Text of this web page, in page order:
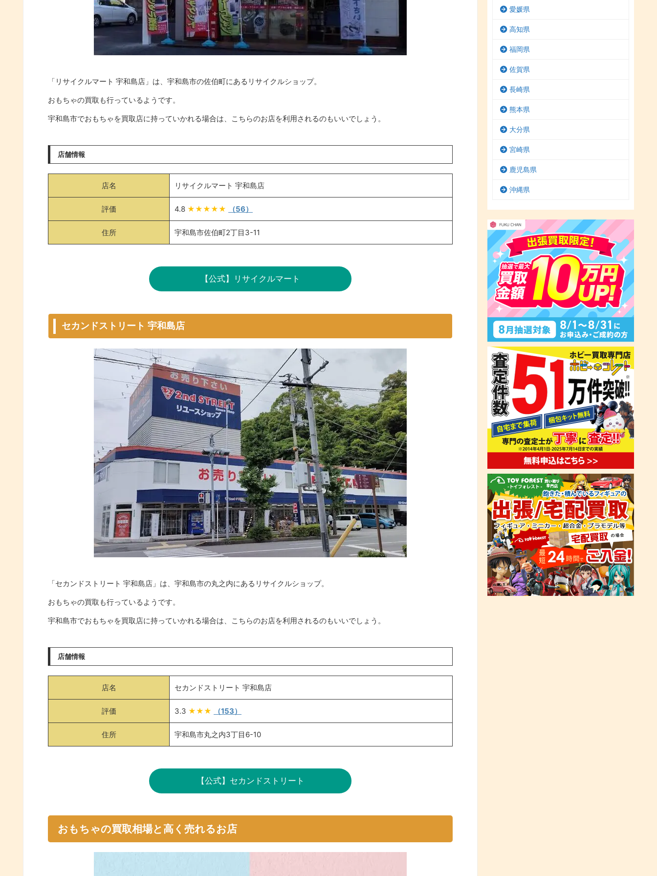
「リサイクルマート 宇和島店」は、宇和島市の佐伯町にあるリサイクルショップ。
おもちゃの買取も行っているようです。
宇和島市でおもちゃを買取店に持っていかれる場合は、こちらのお店を利用されるのもいいでしょう。
店舗情報
店名 リサイクルマート 宇和島店
評価 4.8 ★★★★★ （56）
住所 宇和島市佐伯町2丁目3-11
【公式】リサイクルマート
セカンドストリート 宇和島店
「セカンドストリート 宇和島店」は、宇和島市の丸之内にあるリサイクルショップ。
おもちゃの買取も行っているようです。
宇和島市でおもちゃを買取店に持っていかれる場合は、こちらのお店を利用されるのもいいでしょう。
店舗情報
店名 セカンドストリート 宇和島店
評価 3.3 ★★★ （153）
住所 宇和島市丸之内3丁目6-10
【公式】セカンドストリート
おもちゃの買取相場と高く売れるお店
愛媛県
高知県
福岡県
佐賀県
長崎県
熊本県
大分県
宮崎県
鹿児島県
沖縄県